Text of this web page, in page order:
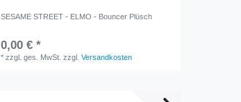
SESAME STREET - ELMO - Bouncer Plüsch
0,00 € *
*zzgl. ges. MwSt. zzgl.Versandkosten